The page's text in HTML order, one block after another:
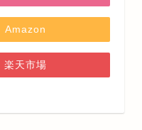
Amazon
楽天市場